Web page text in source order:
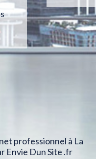
professionnel à La
Envie Dun Site .fr